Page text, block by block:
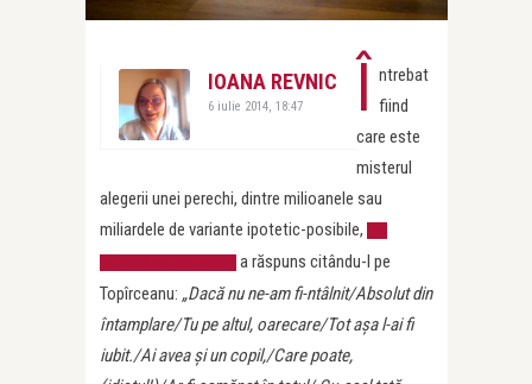
IOANA REVNIC
6 iulie 2014, 18:47 Î ntrebat
fiind
care este
misterul
alegerii unei perechi, dintre milioanele sau
miliardele de variante ipotetic-posibile,
a răspuns citându-l pe
Topîrceanu: „Dacă nu ne-am fi-ntâlnit/Absolut din
întamplare/Tu pe altul, oarecare/Tot aşa l-ai fi
iubit./Ai avea şi un copil,/Care poate,